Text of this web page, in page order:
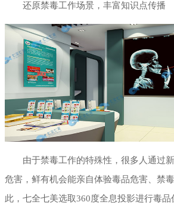
还原禁毒工作场景，丰富知识点传播
由于禁毒工作的特殊性，很多人通过
危害，鲜有机会能亲自体验毒品危害、禁
此，七全七美选取360度全息投影进行毒